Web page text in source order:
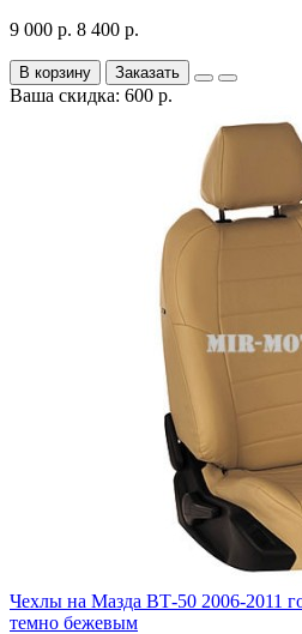
9 000 р. 8 400 р.
В корзину Заказать
Ваша скидка: 600 р.
Чехлы на Мазда ВТ-50 2006-2011
темно бежевым